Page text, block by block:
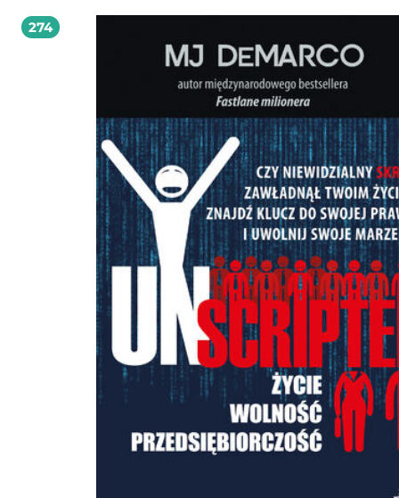
te informacje wykorzystać na swoją korzyść! "... odpowiedź na pytanie "jak
zwielokrotnić...." jest udzielona w czytelny sposób - wprowadzenie o
kupujących - bo o tym często handlowcy w rutynie zapominają - poprzez cechy
niezbędne u sprzedawcy, do ćwiczeń rozwijających w sprzedaży, tworzy dobry
schemat. Myślący i chcący rozwijać się sprzedawca - z pewnością wyciągnie z
pożytek. I. P., regionalny kierownik sprzedaży Eniro Polska
274